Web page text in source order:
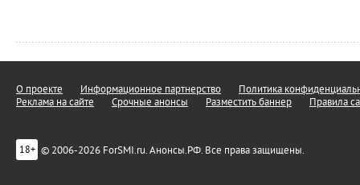
О проекте Информационное партнерство
Политика
Реклама на сайте
Срочные анонсы Разместить баннер Правила
18+ © 2006-2026 ForSMI.ru. Анонсы.РФ. Все права защищены.